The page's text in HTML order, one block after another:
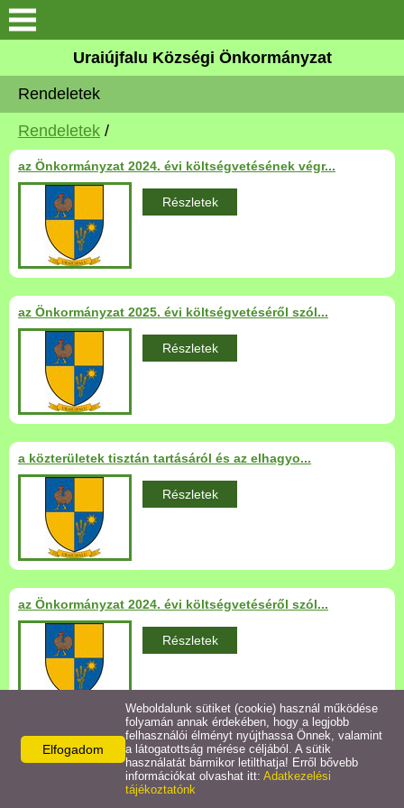
Köszöntő
Elérhetőségek
Uraiújfalu
Önkormányzat
Közös Önkormányzati
Hivatal
Választási információk
Versenyképes Járások
Program
Települési Arculati
Kézikönyv
Hírek
Bezerédj Amália Óvoda
Önkormányzati konyha
Egyéb intézmények
Egyéb szolgáltatások
Egészségügyi ellátás
Uraiújfalu Sportegyesület
Uraiújfalu Községi Önkormányzat
Rendeletek
Rendeletek /
az Önkormányzat 2024. évi költségvetésének végr...
Részletek
az Önkormányzat 2025. évi költségvetéséről szól...
Részletek
a közterületek tisztán tartásáról és az elhagyo...
Részletek
az Önkormányzat 2024. évi költségvetéséről szól...
Részletek
az Önkormányzat 2023. évi költségvetésének végr...
Részletek
Elfogadom
Weboldalunk sütiket (cookie) használ működése
folyamán annak érdekében, hogy a legjobb
felhasználói élményt nyújthassa Önnek, valamint
a látogatottság mérése céljából. A sütik
használatát bármikor letilthatja! Erről bővebb
információkat olvashat itt: Adatkezelési
tájékoztatónk